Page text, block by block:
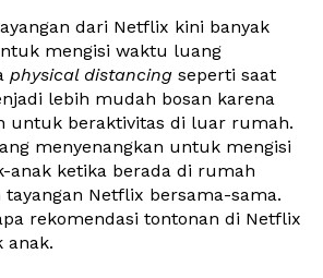
dari Netflix kini banyak
mengisi waktu luang
physical distancing seperti saat
lebih mudah bosan karena
untuk beraktivitas di luar rumah.
menyenangkan untuk mengisi
anak ketika berada di rumah
Netflix bersama-sama.
rekomendasi tontonan di Netflix
anak.